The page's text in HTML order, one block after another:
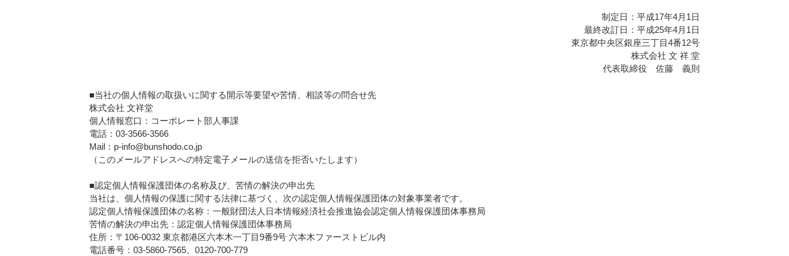
制定日：平成17年4月1日
最終改訂日：平成25年4月1日
東京都中央区銀座三丁目4番12号
株式会社 文 祥 堂
代表取締役 佐藤 義則
■当社の個人情報の取扱いに関する開示等要望や苦情、相談等の問合せ先
株式会社 文祥堂
個人情報窓口：コーポレート部人事課
電話：03-3566-3566
Mail：p-info@bunshodo.co.jp
（このメールアドレスへの特定電子メールの送信を拒否いたします）
■認定個人情報保護団体の名称及び、苦情の解決の申出先
当社は、個人情報の保護に関する法律に基づく、次の認定個人情報保護団体の対象事業者です。
認定個人情報保護団体の名称：一般財団法人日本情報経済社会推進協会認定個人情報保護団体事務局
苦情の解決の申出先：認定個人情報保護団体事務局
住所：〒106-0032 東京都港区六本木一丁目9番9号 六本木ファーストビル内
電話番号：03-5860-7565、0120-700-779